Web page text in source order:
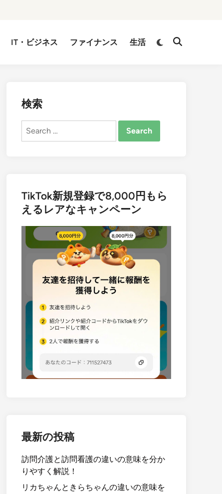
IT・ビジネス ファイナンス 生活
検索
Search
TikTok新規登録で8,000円もら
えるレアなキャンペーン
最新の投稿
訪問介護と訪問看護の違いの意味を分か
りやすく解説！
リカちゃんときらちゃんの違いの意味を